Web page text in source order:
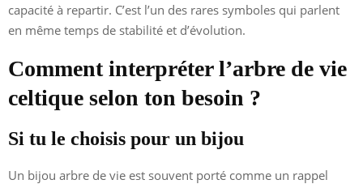
capacité à repartir. C’est l’un des rares symboles qui parlent
en même temps de stabilité et d’évolution.
Comment interpréter l’arbre de vie
celtique selon ton besoin ?
Si tu le choisis pour un bijou
Un bijou arbre de vie est souvent porté comme un rappel